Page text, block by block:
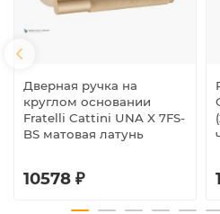
Дверная ручка на
круглом основании
Fratelli Cattini UNA X 7FS-
BS матовая латунь
10578 ₽